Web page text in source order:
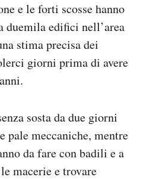
e le forti scosse hanno
edifici nell’area
stima precisa dei
giorni prima di avere
sosta da due giorni
pale meccaniche, mentre
da fare con badili e a
macerie e trovare